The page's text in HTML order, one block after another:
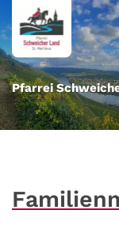
Zum Inhalt
Pfarrei